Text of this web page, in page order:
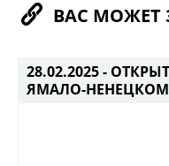
ВАС МОЖЕТ
28.02.2025 -
ЯМАЛО-